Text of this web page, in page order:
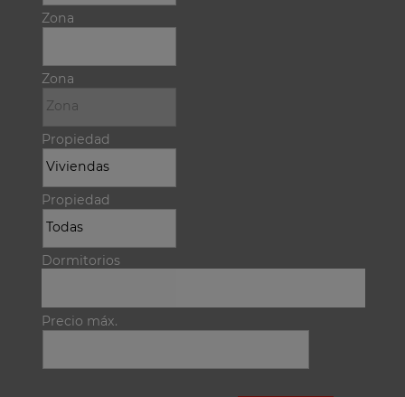
Zona
Zona
Propiedad
Propiedad
Dormitorios
Precio máx.